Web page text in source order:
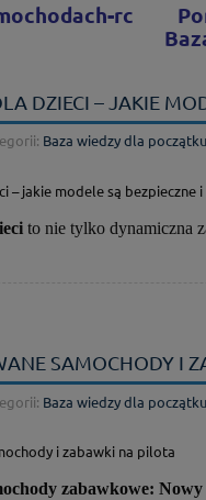
rc
DZIECI – JAKIE
Baza wiedzy dla
to nie tylko dynamiczna
SAMOCHODY I
Baza wiedzy dla
zabawkowe: